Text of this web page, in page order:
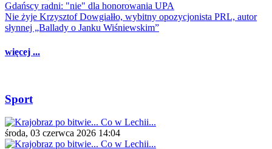
Gdańscy radni: "nie" dla honorowania UPA
Nie żyje Krzysztof Dowgiałło, wybitny opozycjonista PRL, autor
słynnej „Ballady o Janku Wiśniewskim”
więcej ...
Sport
środa, 03 czerwca 2026 14:04